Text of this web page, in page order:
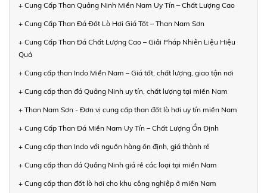
+ Cung Cấp Than Quảng Ninh Miền Nam Uy Tín – Chất Lượng Cao
+ Cung Cấp Than Đá Đốt Lò Hơi Giá Tốt – Than Nam Sơn
+ Cung Cấp Than Đá Chất Lượng Cao – Giải Pháp Nhiên Liệu Hiệu
Quả
+ Cung cấp than Indo Miền Nam – Giá tốt, chất lượng, giao tận nơi
+ Cung cấp than đá Quảng Ninh uy tín, chất lượng tại miền Nam
+ Than Nam Sơn - Đơn vị cung cấp than đốt lò hơi uy tín miền Nam
+ Cung Cấp Than Đá Miền Nam Uy Tín – Chất Lượng Ổn Định
+ Cung cấp than Indo với nguồn hàng ổn định, giá thành rẻ
+ Cung cấp than đá Quảng Ninh giá rẻ các loại tại miền Nam
+ Cung cấp than đốt lò hơi cho khu công nghiệp ở miền Nam